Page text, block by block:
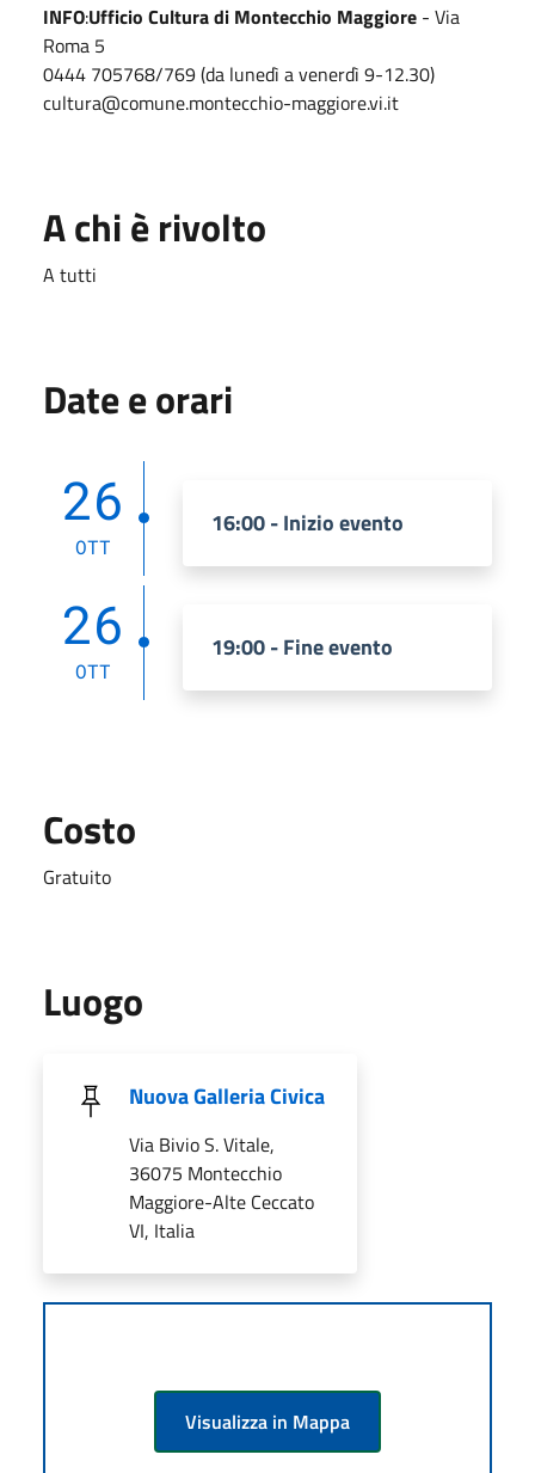
INFO:Ufficio Cultura di Montecchio Maggiore - Via
Roma 5
0444 705768/769 (da lunedì a venerdì 9-12.30)
cultura@comune.montecchio-maggiore.vi.it
A chi è rivolto
A tutti
Date e orari
26
OTT
16:00 - Inizio evento
26
OTT
19:00 - Fine evento
Costo
Gratuito
Luogo
Nuova Galleria Civica
Via Bivio S. Vitale,
36075 Montecchio
Maggiore-Alte Ceccato
VI, Italia
Visualizza in Mappa